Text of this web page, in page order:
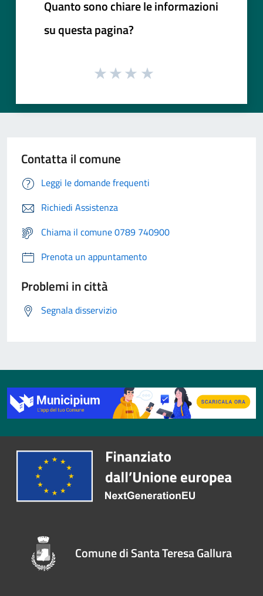
Quanto sono chiare le informazioni
su questa pagina?
Contatta il comune
Leggi le domande frequenti
Richiedi Assistenza
Chiama il comune 0789 740900
Prenota un appuntamento
Problemi in città
Segnala disservizio
Comune di Santa Teresa Gallura